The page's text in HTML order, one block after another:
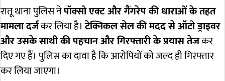
रातू थाना पुलिस नेपॉक्सो एक्ट और गैंगरेप की धाराओं के तहत
मामला दर्जकर लिया है।टेक्निकल सेल की मदद से ऑटो ड्राइवर
और उसके साथी की पहचान और गिरफ्तारी के प्रयास तेजकर
दिए गए हैं। पुलिस का दावा है कि आरोपियों को जल्द ही गिरफ्तार
कर लिया जाएगा।